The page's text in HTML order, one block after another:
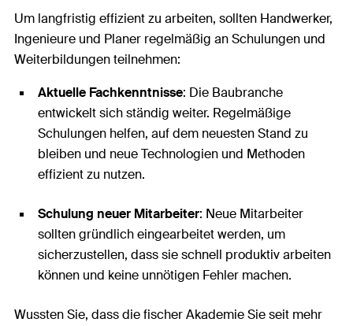
Um langfristig effizient zu arbeiten, sollten Handwerker,
Ingenieure und Planer regelmäßig an Schulungen und
Weiterbildungen teilnehmen:
Aktuelle Fachkenntnisse: Die Baubranche
entwickelt sich ständig weiter. Regelmäßige
Schulungen helfen, auf dem neuesten Stand zu
bleiben und neue Technologien und Methoden
effizient zu nutzen.
Schulung neuer Mitarbeiter: Neue Mitarbeiter
sollten gründlich eingearbeitet werden, um
sicherzustellen, dass sie schnell produktiv arbeiten
können und keine unnötigen Fehler machen.
Wussten Sie, dass die fischer Akademie Sie seit mehr